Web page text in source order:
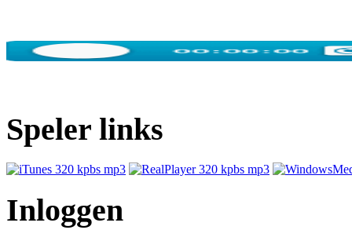
Speler links
Inloggen